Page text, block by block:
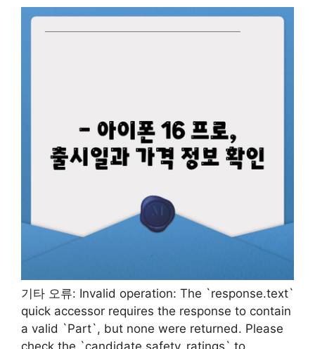
기타 오류: Invalid operation: The `response.text`
quick accessor requires the response to contain
a valid `Part`, but none were returned. Please
check the `candidate.safety_ratings` to